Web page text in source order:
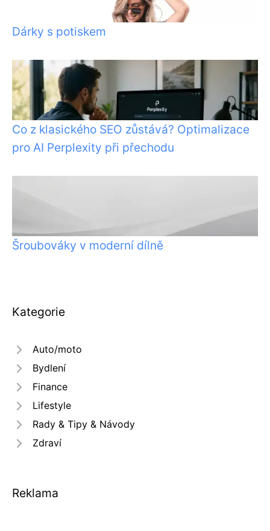
Dárky s potiskem
Co z klasického SEO zůstává? Optimalizace
pro AI Perplexity při přechodu
Šroubováky v moderní dílně
Kategorie
Auto/moto
Bydlení
Finance
Lifestyle
Rady & Tipy & Návody
Zdraví
Reklama